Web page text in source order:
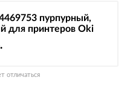
пурпурный,
для принтеров Oki
отличаться